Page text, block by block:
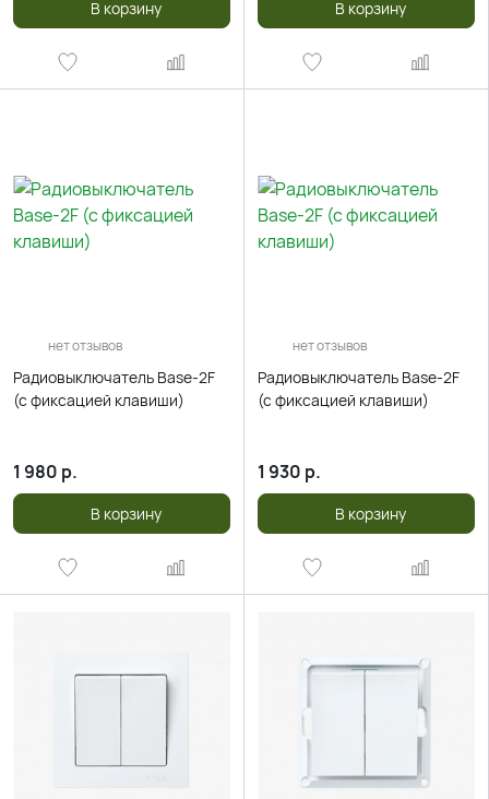
В корзину В корзину
нет отзывов
Радиовыключатель Base-2F
(c фиксацией клавиши)
1 980 р.
В корзину
нет отзывов
Радиовыключатель Base-2F
(c фиксацией клавиши)
1 930 р.
В корзину